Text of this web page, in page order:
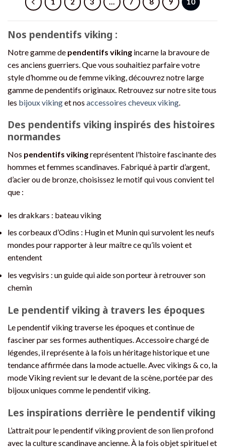
plusieurs
options
peuvent
être
sur
la
page
produit
Nos pendentifs viking :
Notre gamme de pendentifs viking incarne la bravoure de
ces anciens guerriers. Que vous souhaitiez parfaire votre
style d’homme ou de femme viking, découvrez notre large
gamme de pendentifs originaux. Retrouvez sur notre site tous
les bijoux vikinget nos accessoires cheveux viking
Des pendentifs viking inspirés des histoires
normandes
Nos pendentifs vikingreprésentent l'histoire fascinante des
hommes et femmes scandinaves. Fabriqué à partir d’argent,
d’acier ou de bronze, choisissez le motif qui vous convient tel
que :
les drakkars : bateau viking
les corbeaux d’Odins : Hugin et Munin qui survolent les neufs
mondes pour rapporter à leur maître ce qu’ils voient et
entendent
les vegvisirs : un guide qui aide son porteur à retrouver son
chemin
Le pendentif viking à travers les époques
Le pendentif viking traverse les époques et continue de
fasciner par ses formes authentiques. Accessoire chargé de
légendes, il représente à la fois un héritage historique et une
tendance affirmée dans la mode actuelle. Avec vikings & co, la
mode Viking revient sur le devant de la scène, portée par des
bijoux uniques comme le pendentif viking.
Les inspirations derrière le pendentif viking
L’attrait pour le pendentif viking provient de son lien profond
avec la culture scandinave ancienne. À la fois objet spirituel et